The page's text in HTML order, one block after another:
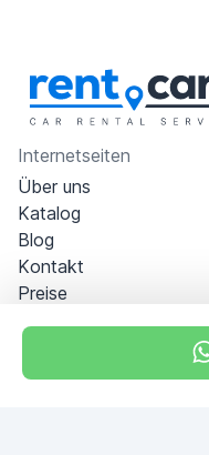
Internetseiten
Über uns
Katalog
Blog
Kontakt
Preise
ALBAHAR building